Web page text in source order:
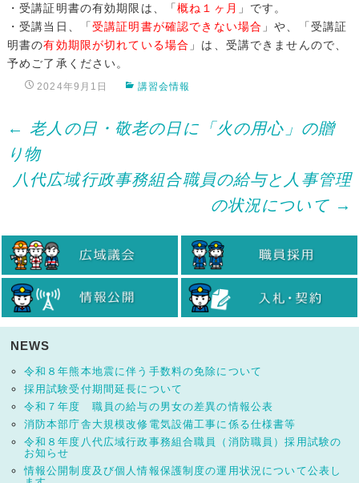
・受講証明書の有効期限は、「概ね１ヶ月 」です。
・受講当日、「受講証明書が確認できない場合 」や、「受講証
明書の有効期限が切れている場合 」は、受講できませんので、
予めご了承ください。
2024年9月1日 講習会情報
Post
navigation
← 老人の日・敬老の日に「火の用心」の贈
り物
八代広域行政事務組合職員の給与と人事管理
の状況について →
NEWS
令和８年熊本地震に伴う手数料の免除について
採用試験受付期間延長について
令和７年度 職員の給与の男女の差異の情報公表
消防本部庁舎大規模改修電気設備工事に係る仕様書等
令和８年度八代広域行政事務組合職員（消防職員）採用試験の
お知らせ
情報公開制度及び個人情報保護制度の運用状況について公表し